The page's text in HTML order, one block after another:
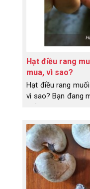
Hạt điều rang
mua, vì sao?
Hạt điều rang
vì sao? Bạn đang